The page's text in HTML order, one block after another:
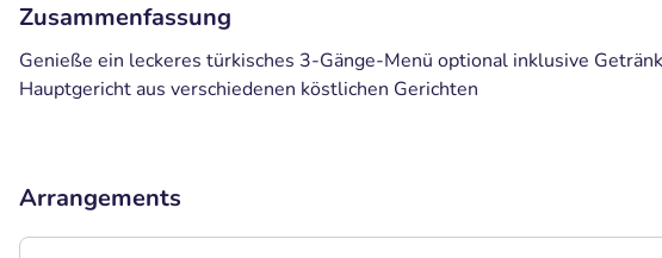
Zusammenfassung
Genieße ein leckeres türkisches 3-Gänge-Menü optional inklusive
Hauptgericht aus verschiedenen köstlichen Gerichten
Arrangements